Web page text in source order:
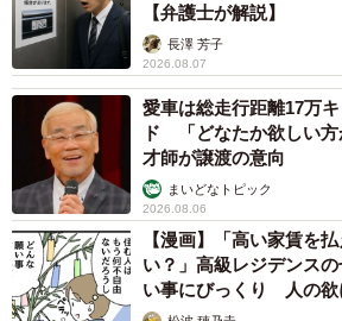
というのも、月に平均して少なくとも
場の残置物回収のご依頼をいただいて
意義を認識して日々の業務にあたって
メンバー全員が「社会に貢献している
を持って自らの仕事に従事しています
りますが、依頼者さまと直で接する機
を伝えてくださったり、依頼者さまが
れる様子をダイレクトに感じられる仕
【弁護士が解説】
長澤 芳子
2026.08.07
愛車は総走行距離17万
ド 「どなたか欲しい
才師が譲渡の意向
まいどなトピック
2026.08.06
【漫画】「高い家賃を
い？」高級レジデンス
い事にびっくり 人の欲